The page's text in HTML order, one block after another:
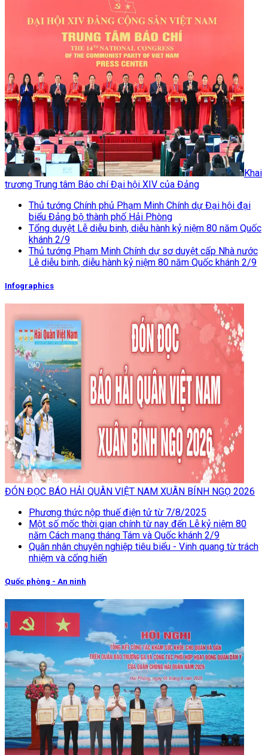
Khai
trương Trung tâm Báo chí Đại hội XIV của Đảng
Thủ tướng Chính phủ Phạm Minh Chính dự Đại hội đại
biểu Đảng bộ thành phố Hải Phòng
Tổng duyệt Lễ diễu binh, diễu hành kỷ niệm 80 năm Quốc
khánh 2/9
Thủ tướng Phạm Minh Chính dự sơ duyệt cấp Nhà nước
Lễ diễu binh, diễu hành kỷ niệm 80 năm Quốc khánh 2/9
Infographics
ĐÓN ĐỌC BÁO HẢI QUÂN VIỆT NAM XUÂN BÍNH NGỌ 2026
Phương thức nộp thuế điện tử từ 7/8/2025
Một số mốc thời gian chính từ nay đến Lễ kỷ niệm 80
năm Cách mạng tháng Tám và Quốc khánh 2/9
Quân nhân chuyên nghiệp tiêu biểu - Vinh quang từ trách
nhiệm và cống hiến
Quốc phòng - An ninh